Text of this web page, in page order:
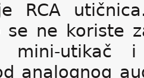
RCA
se ne koriste
mini-utikač i
analognog